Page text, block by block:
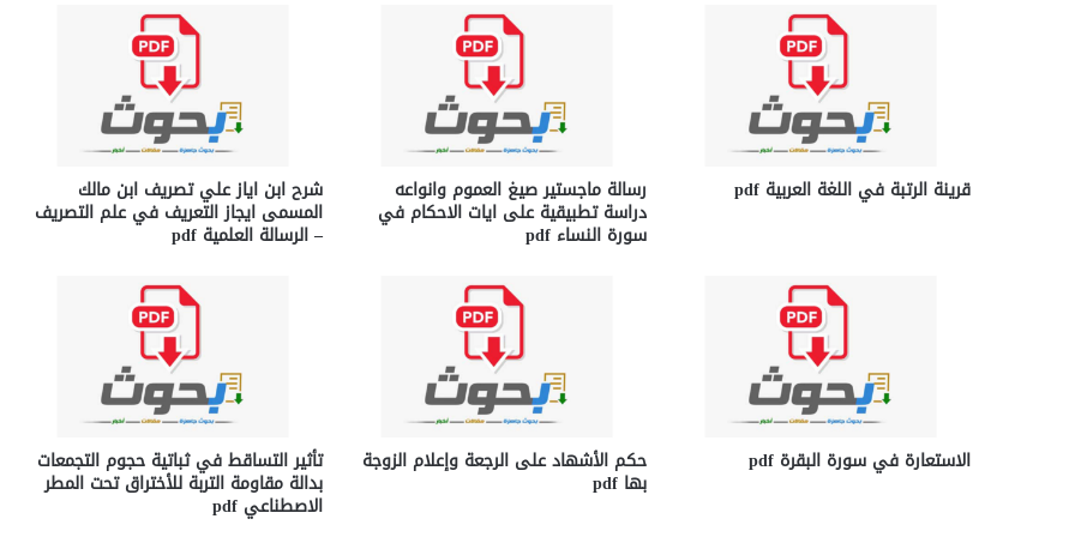
قرينة الرتبة في اللغة العربية pdf رسالة ماجستير صيغ العموم وانواعه
دراسة تطبيقية على ايات الاحكام في
سورة النساء pdf
شرح ابن اياز علي تصريف ابن مالك
المسمى ايجاز التعريف في علم التصريف
– الرسالة العلمية pdf
الاستعارة في سورة البقرة pdf حكم الأشهاد على الرجعة وإعلام الزوجة
بها pdf
تأثير التساقط في ثباتية حجوم التجمعات
بدالة مقاومة التربة للأختراق تحت المطر
الاصطناعي pdf